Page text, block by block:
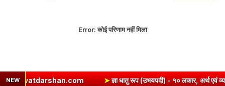
Error:कोई परिणाम नहीं मिला
NEW ➤ज्ञा धातु रूप (उभयपदी) - १० लकार, अर्थ एवं व्याकरण | Jna